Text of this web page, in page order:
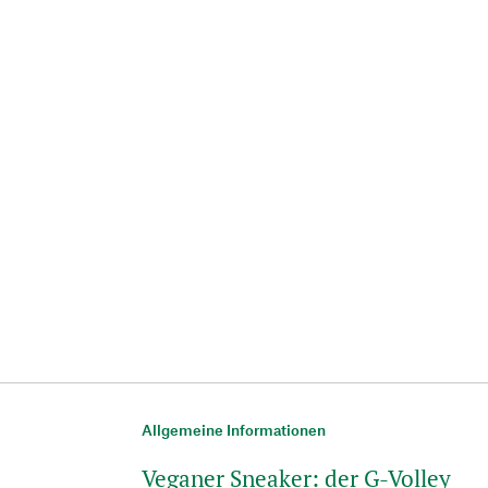
Allgemeine Informationen
Veganer Sneaker: der G-Volley